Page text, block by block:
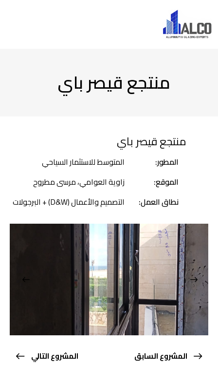
منتجع قيصر باي
منتجع قيصر باي
المطور:
المتوسط للاستثمار السياحي
الموقع:
زاوية العوامي، مرسى مطروح
نطاق العمل:
التصميم والأعمال (D&W) + البرجولات
المشروع السابق المشروع التالي